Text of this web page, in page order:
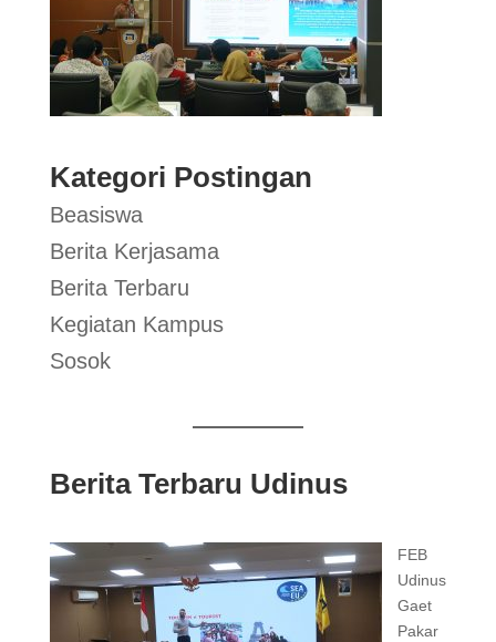
Kategori Postingan
Beasiswa
Berita Kerjasama
Berita Terbaru
Kegiatan Kampus
Sosok
Berita Terbaru Udinus
FEB
Udinus
Gaet
Pakar